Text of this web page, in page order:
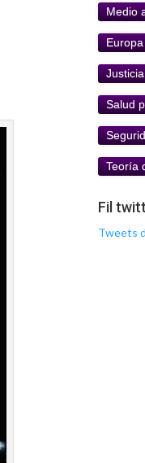
Medio
Europa
Salud
Teoría
Fil
Tweets